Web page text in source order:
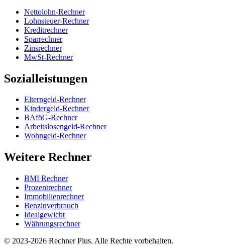
Nettolohn-Rechner
Lohnsteuer-Rechner
Kreditrechner
Sparrechner
Zinsrechner
MwSt-Rechner
Sozialleistungen
Elterngeld-Rechner
Kindergeld-Rechner
BAföG-Rechner
Arbeitslosengeld-Rechner
Wohngeld-Rechner
Weitere Rechner
BMI Rechner
Prozentrechner
Immobilienrechner
Benzinverbrauch
Idealgewicht
Währungsrechner
© 2023-2026 Rechner Plus. Alle Rechte vorbehalten.